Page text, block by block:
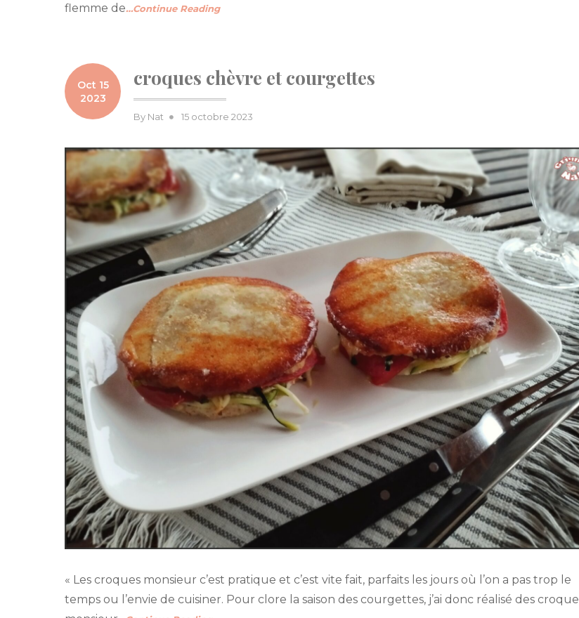
flemme de…Continue Reading
Oct 15
2023
croques chèvre et courgettes
By Nat
Posted
15 octobre 2023
« Les croques monsieur c’est pratique et c’est vite fait, parfaits les jours où l’on a pas trop le
temps ou l’envie de cuisiner. Pour clore la saison des courgettes, j’ai donc réalisé des croque